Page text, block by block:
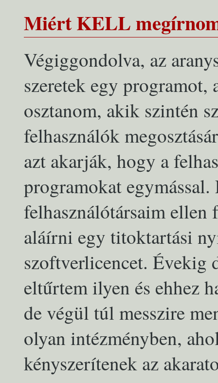
Miért KELL
Végiggondolva, az
szeretek egy
osztanom, akik szintén
felhasználók
azt akarják, hogy a
programokat
felhasználótársaim
aláírni egy titoktartási
szoftverlicencet. Évekig
eltűrtem ilyen és ehhez
de végül túl messzire
olyan intézményben,
kényszerítenek az